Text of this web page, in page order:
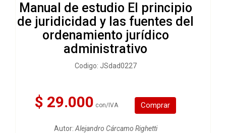
Manual de estudio El principio
de juridicidad y las fuentes del
ordenamiento jurídico
administrativo
Codigo: JSdad0227
$ 29.000 con/IVA Comprar
Autor: Alejandro Cárcamo Righetti